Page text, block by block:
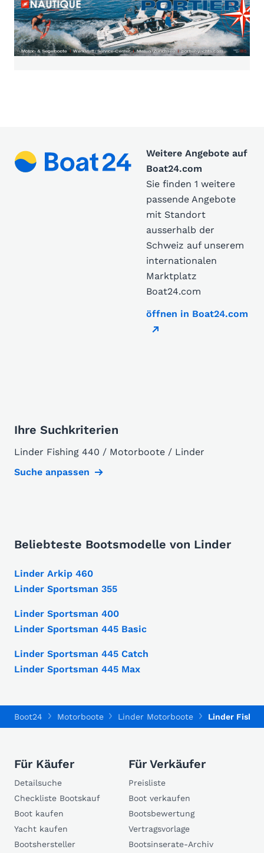
Weitere Angebote auf
Boat24.com
Sie finden 1 weitere
passende Angebote
mit Standort
ausserhalb der
Schweiz auf unserem
internationalen
Marktplatz
Boat24.com
öffnen in Boat24.com
Ihre Suchkriterien
Linder Fishing 440 / Motorboote / Linder
Suche anpassen
Beliebteste Bootsmodelle von Linder
Linder Arkip 460
Linder Sportsman 355
Linder Sportsman 400
Linder Sportsman 445 Basic
Linder Sportsman 445 Catch
Linder Sportsman 445 Max
Boot24 Motorboote Linder Motorboote Linder
Für Käufer
Detailsuche
Checkliste Bootskauf
Boot kaufen
Yacht kaufen
Bootshersteller
Für Verkäufer
Preisliste
Boot verkaufen
Bootsbewertung
Vertragsvorlage
Bootsinserate-Archiv